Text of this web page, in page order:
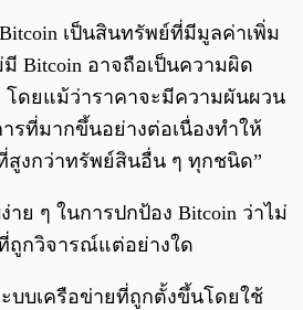
เป็นสินทรัพย์ที่มีมูลค่าเพิ่ม
Bitcoin อาจถือเป็นความผิด
ดยแม้ว่าราคาจะมีความผันผวน
รที่มากขึ้นอย่างต่อเนื่องทำให้
งกว่าทรัพย์สินอื่น ๆ ทุกชนิด”
าย ๆ ในการปกป้อง Bitcoin ว่าไม่
ถูกวิจารณ์แต่อย่างใด
ะบบเครือข่ายที่ถูกตั้งขึ้นโดยใช้